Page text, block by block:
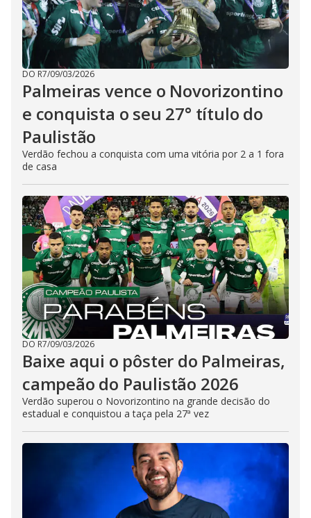
DO R7/09/03/2026
Palmeiras vence o Novorizontino
e conquista o seu 27° título do
Paulistão
Verdão fechou a conquista com uma vitória por 2 a 1 fora
de casa
DO R7/09/03/2026
Baixe aqui o pôster do Palmeiras,
campeão do Paulistão 2026
Verdão superou o Novorizontino na grande decisão do
estadual e conquistou a taça pela 27ª vez